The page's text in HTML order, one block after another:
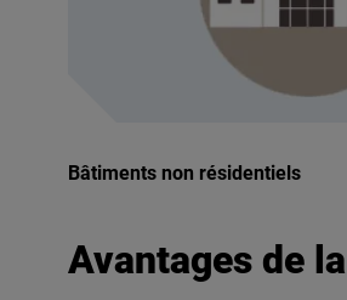
Bâtiments non résidentiels
Avantages de